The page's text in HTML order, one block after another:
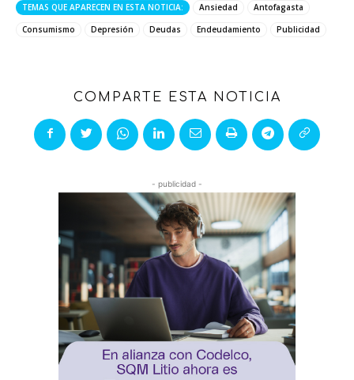
TEMAS QUE APARECEN EN ESTA NOTICIA: Ansiedad
Antofagasta
Consumismo
Depresión Deudas Endeudamiento Publicidad
COMPARTE ESTA NOTICIA
- publicidad -